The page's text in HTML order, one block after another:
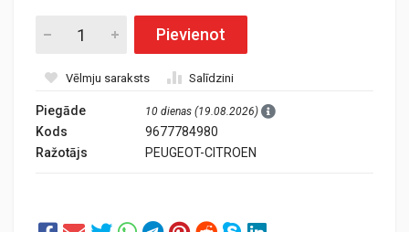
Pievienot
Vēlmju saraksts Salīdzini
Piegāde 10 dienas (19.08.2026)
Kods
9677784980
Ražotājs
PEUGEOT-CITROEN